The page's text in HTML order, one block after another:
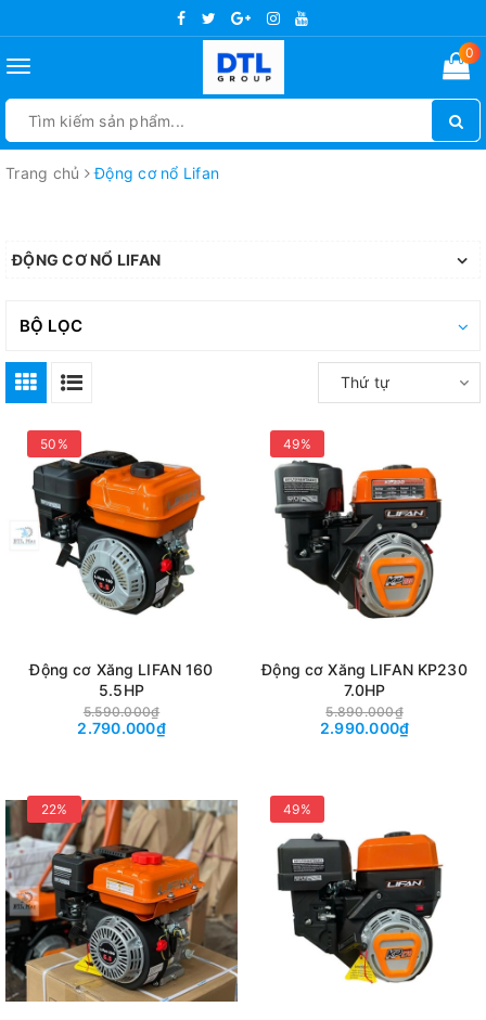
Toggle
0
Trang chủ Động cơ nổ Lifan
ĐỘNG CƠ NỔ LIFAN
BỘ LỌC
Thứ tự
50%
Động cơ Xăng LIFAN 160
5.5HP
5.590.000₫
2.790.000₫
49%
Động cơ Xăng LIFAN KP230
7.0HP
5.890.000₫
2.990.000₫
22% 49%